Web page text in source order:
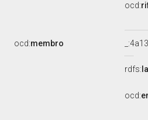
ocd:
ocd:membro
rdfs:
ocd: